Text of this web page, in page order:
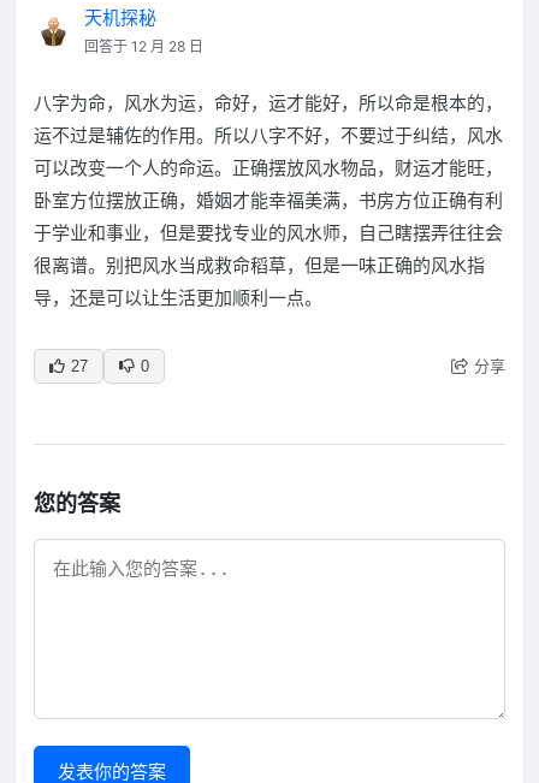
天机探秘
回答于 12 月 28 日
八字为命，风水为运，命好，运才能好，所以命是根本的，
运不过是辅佐的作用。所以八字不好，不要过于纠结，风水
可以改变一个人的命运。正确摆放风水物品，财运才能旺，
卧室方位摆放正确，婚姻才能幸福美满，书房方位正确有利
于学业和事业，但是要找专业的风水师，自己瞎摆弄往往会
很离谱。别把风水当成救命稻草，但是一味正确的风水指
导，还是可以让生活更加顺利一点。
27 0 分享
您的答案
发表你的答案